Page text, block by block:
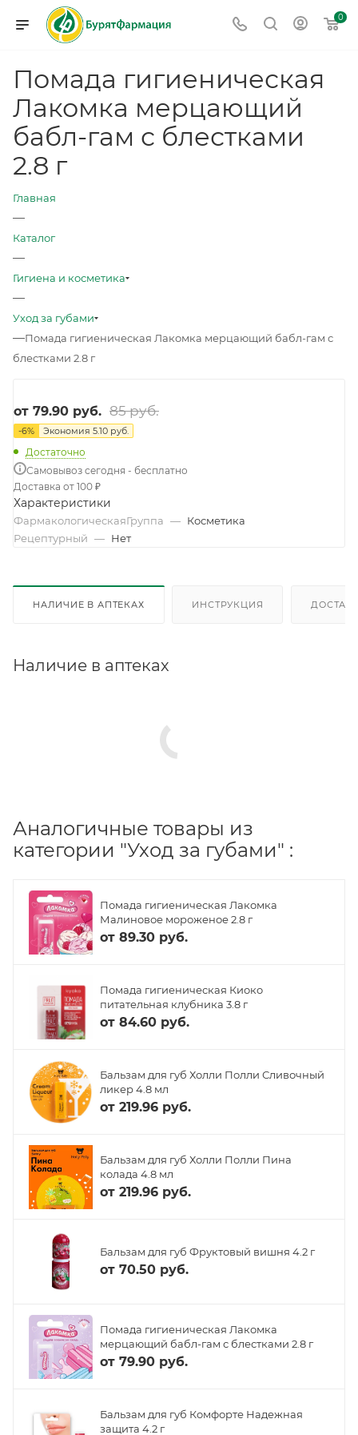
0
Помада гигиеническая
Лакомка мерцающий
бабл-гам с блестками
2.8 г
Главная
—
Каталог
—
Гигиена и косметика
—
Уход за губами
—Помада гигиеническая Лакомка мерцающий бабл-гам с
блестками 2.8 г
от 79.90 руб. 85 руб.
-6% Экономия 5.10 руб.
Достаточно
Самовывоз сегодня - бесплатно
Доставка от 100 ₽
Характеристики
ФармакологическаяГруппа — Косметика
Рецептурный — Нет
НАЛИЧИЕ В АПТЕКАХ ИНСТРУКЦИЯ
Наличие в аптеках
Аналогичные товары из
категории "Уход за губами" :
Помада гигиеническая Лакомка
Малиновое мороженое 2.8 г
от 89.30 руб.
Помада гигиеническая Киоко
питательная клубника 3.8 г
от 84.60 руб.
Бальзам для губ Холли Полли Сливочный
ликер 4.8 мл
от 219.96 руб.
Бальзам для губ Холли Полли Пина
колада 4.8 мл
от 219.96 руб.
Бальзам для губ Фруктовый вишня 4.2 г
от 70.50 руб.
Помада гигиеническая Лакомка
мерцающий бабл-гам с блестками 2.8 г
от 79.90 руб.
Бальзам для губ Комфорте Надежная
защита 4.2 г